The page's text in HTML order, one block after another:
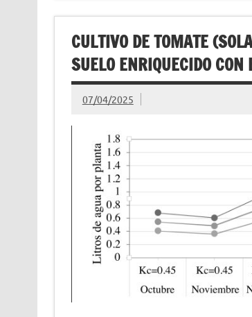
CULTIVO DE TOMATE
SUELO ENRIQUECIDO
07/04/2025